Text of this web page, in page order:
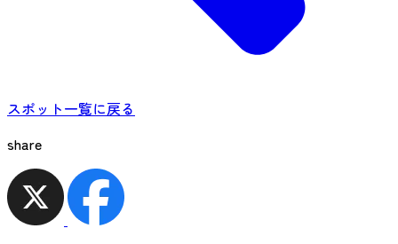
スポット一覧に戻る
share